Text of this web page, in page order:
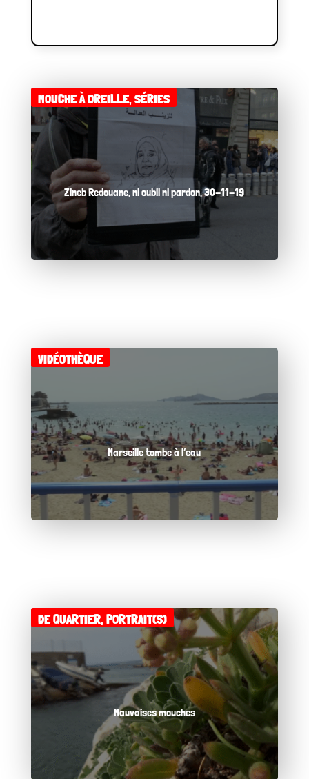
Zineb Redouane, ni oubli ni pardon, 30-11-19
MOUCHE À OREILLE,SÉRIES
Marseille tombe à l’eau
VIDÉOTHÈQUE
Mauvaises mouches
DE QUARTIER,PORTRAIT(S)